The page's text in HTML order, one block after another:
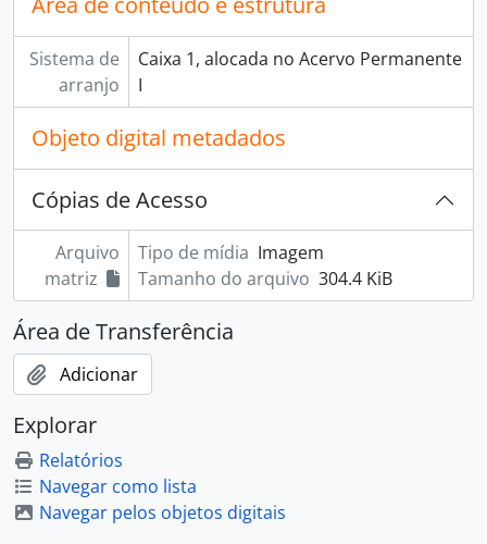
Sistema de
arranjo
Caixa 1, alocada no Acervo Permanente
I
Objeto digital metadados
Cópias de Acesso
Arquivo
matriz
Tipo de mídia Imagem
Tamanho do arquivo 304.4 KiB
Área de Transferência
Adicionar
Explorar
Relatórios
Navegar como lista
Navegar pelos objetos digitais